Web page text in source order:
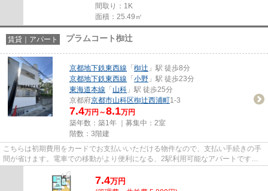
間取り：1K
面積：25.49㎡
賃貸｜アパート プラムコート椥辻
京都地下鉄東西線 「 椥辻 」駅 徒歩8分
京都地下鉄東西線 「 小野 」駅 徒歩23分
東海道本線 「 山科 」駅 徒歩25分
京都府京都市山科区椥辻西浦町1-3
7.4万円～8.1万円
築年数：築1年 ｜募集中： 2室
階数：3階建
こちらは初期費用をカードでお支払いいただける物件なので、支払い手続きの手
間が省けます。電車での移動がより便利になる、2駅利用可能なアパートです。
7.4万円